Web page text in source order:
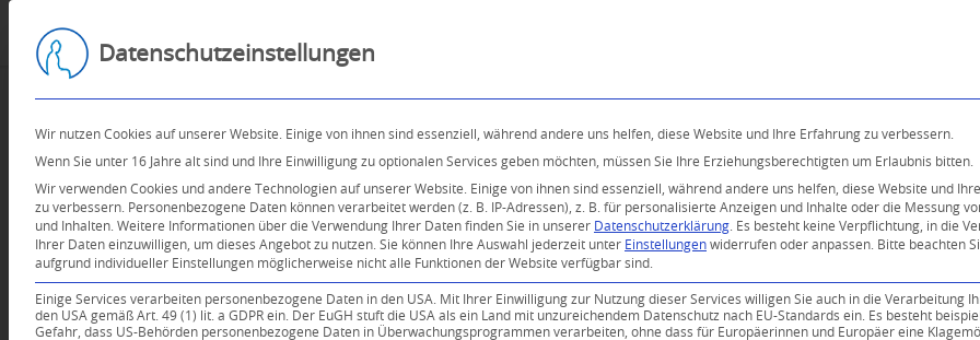
Datenschutzeinstellungen
Wir nutzen Cookies auf unserer Website. Einige von ihnen sind essenziell, während andere uns helfen, diese Website und Ihre Erfahrung zu verbessern.
Wenn Sie unter 16 Jahre alt sind und Ihre Einwilligung zu optionalen Services geben möchten, müssen Sie Ihre Erziehungsberechtigten um Erlaubnis bitten.
Wir verwenden Cookies und andere Technologien auf unserer Website. Einige von ihnen sind essenziell, während andere uns helfen, diese Website und
zu verbessern.
Personenbezogene Daten können verarbeitet werden (z. B. IP-Adressen), z. B. für personalisierte Anzeigen und Inhalte oder die Messung
und Inhalten. Weitere Informationen über die Verwendung Ihrer Daten finden Sie in unserer Datenschutzerklärung
Es besteht keine Verpflichtung, in die
Ihrer Daten einzuwilligen, um dieses Angebot zu nutzen. Sie können Ihre Auswahl jederzeit unter Einstellungen widerrufen oder anpassen.
Bitte beachten
aufgrund individueller Einstellungen möglicherweise nicht alle Funktionen der Website verfügbar sind.
Einige Services verarbeiten personenbezogene Daten in den USA. Mit Ihrer Einwilligung zur Nutzung dieser Services willigen Sie auch in die Verarbeitung
den USA gemäß Art. 49 (1) lit. a GDPR ein. Der EuGH stuft die USA als ein Land mit unzureichendem Datenschutz nach EU-Standards ein. Es besteht
Gefahr, dass US-Behörden personenbezogene Daten in Überwachungsprogrammen verarbeiten, ohne dass für Europäerinnen und Europäer eine